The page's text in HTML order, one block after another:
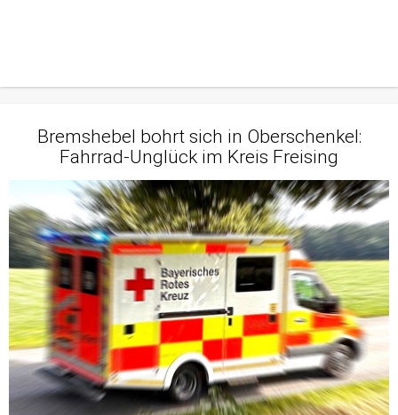
Bremshebel bohrt sich in Oberschenkel:
Fahrrad-Unglück im Kreis Freising